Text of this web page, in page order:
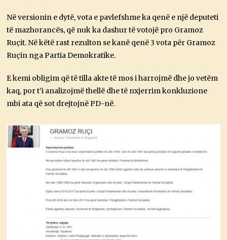
Në versionin e dytë, vota e pavlefshme ka qenë e një deputeti
të mazhorancës, që nuk ka dashur të votojë pro Gramoz
Ruçit. Në këtë rast rezulton se kanë qenë 3 vota për Gramoz
Ruçin nga Partia Demokratike.
E kemi obligim që të tilla akte të mos i harrojmë dhe jo vetëm
kaq, por t’i analizojmë thellë dhe të nxjerrim konkluzione
mbi ata që sot drejtojnë PD-në.